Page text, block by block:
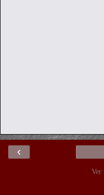
‹
Ver